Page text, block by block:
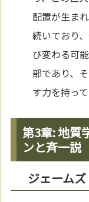
配置が生ま
続いており
び変わる可
部であり、
す力を持って
第3章: 地質
ンと斉一説
ジェーム